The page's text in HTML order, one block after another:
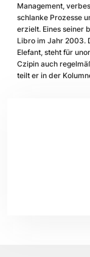
Management,
schlanke Prozesse
erzielt. Eines seiner
Libro im Jahr 2003.
Elefant, steht für
Czipin auch
teilt er in der Kolumne